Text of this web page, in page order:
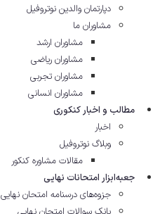
دپارتمان والدین نوتروفیل
مشاوران ما
مشاوران ارشد
مشاوران ریاضی
مشاوران تجربی
مشاوران انسانی
مطالب و اخبار کنکوری
اخبار
وبلاگ نوتروفیل
مقالات مشاوره‌ کنکور
جعبه‌ابزار امتحانات نهایی
جزوه‌های درسنامه امتحان نهایی